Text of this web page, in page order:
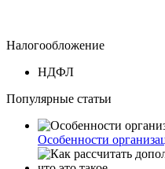
Налогообложение
НДФЛ
Популярные статьи
Особенности